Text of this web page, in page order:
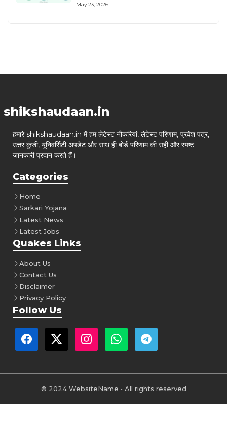
May 23, 2026
shikshaudaan.in
हमारे shikshaudaan.in में हम लेटेस्ट नौकरियां, लेटेस्ट परिणाम, प्रवेश पत्र,
उत्तर कुंजी, यूनिवर्सिटी अपडेट और साथ ही बोर्ड परिणाम की सही और स्पष्ट
जानकारी प्रदान करते हैं।
Categories
Home
Sarkari Yojana
Latest News
Latest Jobs
Quakes Links
About Us
Contact Us
Disclaimer
Privacy Policy
Follow Us
© 2024 WebsiteName • All rights reserved